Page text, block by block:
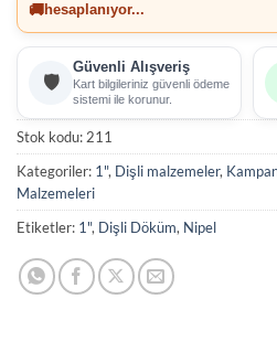
🚚hesaplanıyor...
🛡️
Güvenli Alışveriş
Kart bilgileriniz güvenli ödeme
sistemi ile korunur.
Stok kodu:211
Kategoriler: 1", Dişli malzemeler,
Malzemeleri
Etiketler: 1", Dişli Döküm, Nipel